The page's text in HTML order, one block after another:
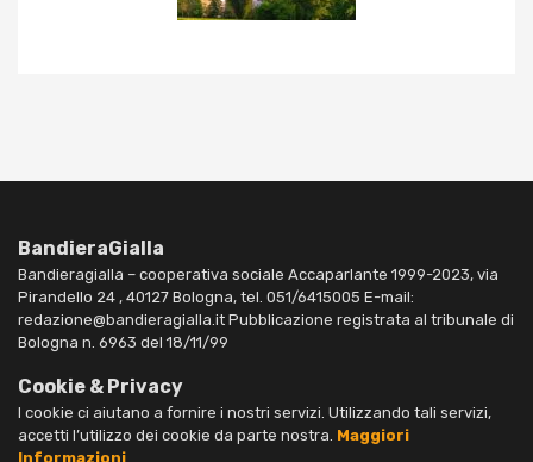
BandieraGialla
Bandieragialla – cooperativa sociale Accaparlante 1999-2023, via
Pirandello 24 , 40127 Bologna, tel. 051/6415005 E-mail:
redazione@bandieragialla.it Pubblicazione registrata al tribunale di
Bologna n. 6963 del 18/11/99
Cookie & Privacy
I cookie ci aiutano a fornire i nostri servizi. Utilizzando tali servizi,
accetti l’utilizzo dei cookie da parte nostra. Maggiori
Informazioni